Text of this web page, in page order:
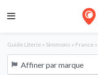
Guide Literie » Simmons » France »
Affiner par marque